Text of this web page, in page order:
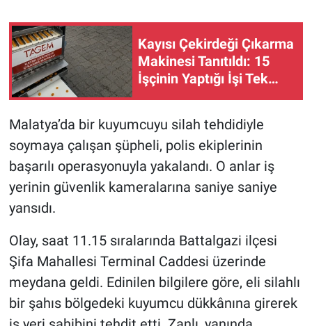
Kayısı Çekirdeği Çıkarma
Makinesi Tanıtıldı: 15
İşçinin Yaptığı İşi Tek
Başına Yapıyor
Malatya’da bir kuyumcuyu silah tehdidiyle
soymaya çalışan şüpheli, polis ekiplerinin
başarılı operasyonuyla yakalandı. O anlar iş
yerinin güvenlik kameralarına saniye saniye
yansıdı.
Olay, saat 11.15 sıralarında Battalgazi ilçesi
Şifa Mahallesi Terminal Caddesi üzerinde
meydana geldi. Edinilen bilgilere göre, eli silahlı
bir şahıs bölgedeki kuyumcu dükkânına girerek